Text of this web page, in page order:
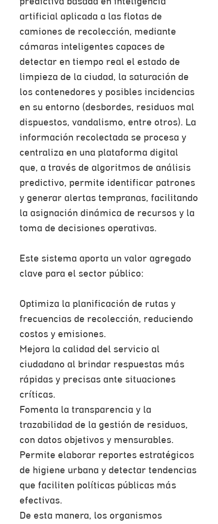
artificial aplicada a las flotas de
camiones de recolección, mediante
cámaras inteligentes capaces de
detectar en tiempo real el estado de
limpieza de la ciudad, la saturación de
los contenedores y posibles incidencias
en su entorno (desbordes, residuos mal
dispuestos, vandalismo, entre otros). La
información recolectada se procesa y
centraliza en una plataforma digital
que, a través de algoritmos de análisis
predictivo, permite identificar patrones
y generar alertas tempranas, facilitando
la asignación dinámica de recursos y la
toma de decisiones operativas.
Este sistema aporta un valor agregado
clave para el sector público:
Optimiza la planificación de rutas y
frecuencias de recolección, reduciendo
costos y emisiones.
Mejora la calidad del servicio al
ciudadano al brindar respuestas más
rápidas y precisas ante situaciones
críticas.
Fomenta la transparencia y la
trazabilidad de la gestión de residuos,
con datos objetivos y mensurables.
Permite elaborar reportes estratégicos
de higiene urbana y detectar tendencias
que faciliten políticas públicas más
efectivas.
De esta manera, los organismos